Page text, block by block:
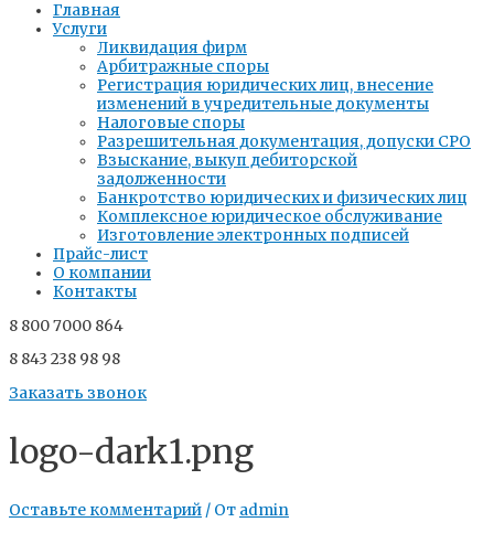
Главная
Услуги
Ликвидация фирм
Арбитражные споры
Регистрация юридических лиц, внесение
изменений в учредительные документы
Налоговые споры
Разрешительная документация, допуски СРО
Взыскание, выкуп дебиторской
задолженности​
Банкротство юридических и физических лиц
Комплексное юридическое обслуживание
Изготовление электронных подписей
Прайс-лист
О компании
Контакты
8 800 7000 864
8 843 238 98 98
Заказать звонок
logo-dark1.png
Оставьте комментарий / От admin